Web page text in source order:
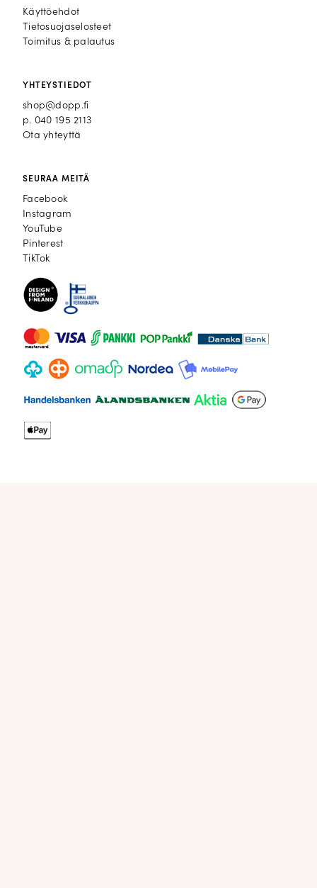
Käyttöehdot
Tietosuojaselosteet
Toimitus & palautus
YHTEYSTIEDOT
shop@dopp.fi
p. 040 195 2113
Ota yhteyttä
SEURAA MEITÄ
Facebook
Facebook
Instagram
Instagram
YouTube
YouTube
Pinterest
Pinterest
TikTok
TikTok